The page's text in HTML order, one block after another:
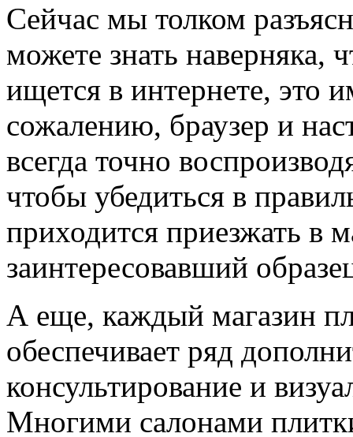
Сейчас мы толком
можете знать наверняка,
ищется в интернете, это
сожалению, браузер и
всегда точно
чтобы убедиться в
приходится приезжать в
заинтересовавший
А еще, каждый магазин
обеспечивает ряд
консультирование и
Многими салонами